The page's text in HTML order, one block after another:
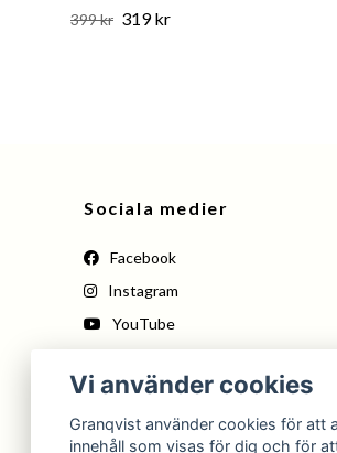
399 kr 319 kr
Sociala medier
Facebook
Instagram
YouTube
Tiktok
Vi använder cookies
Granqvist använder cookies för att
innehåll som visas för dig och för